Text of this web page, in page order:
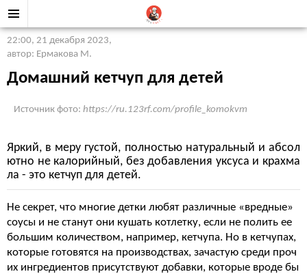
22:00, 21 декабря 2023,
автор: Ермакова М.
Домашний кетчуп для детей
Источник фото: https://ru.123rf.com/profile_komokvm
Яркий, в меру густой, полностью натуральный и абсол
ютно не калорийный, без добавления уксуса и крахма
ла - это кетчуп для детей.
Не секрет, что многие детки любят различные «вредные»
соусы и не станут они кушать котлетку, если не полить ее
большим количеством, например, кетчупа. Но в кетчупах,
которые готовятся на производствах, зачастую среди проч
их ингредиентов присутствуют добавки, которые вроде бы